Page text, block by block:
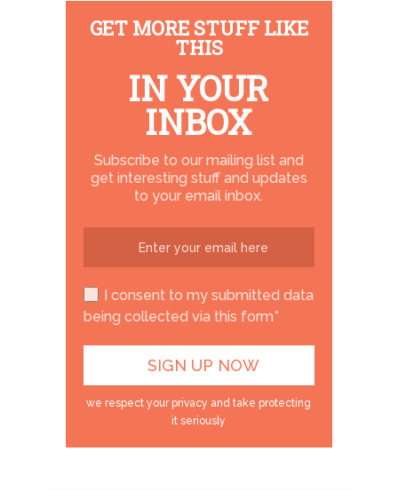
GET MORE STUFF LIKE
THIS
IN YOUR
INBOX
Subscribe to our mailing list and
get interesting stuff and updates
to your email inbox.
I consent to my submitted data
being collected via this form*
we respect your privacy and take protecting
it seriously